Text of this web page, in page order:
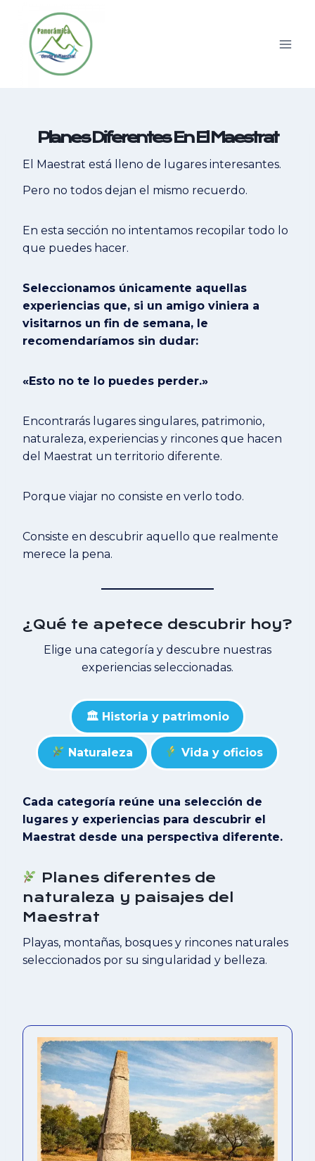
contenido
Planes Diferentes En El Maestrat
El Maestrat está lleno de lugares interesantes.
Pero no todos dejan el mismo recuerdo.
En esta sección no intentamos recopilar todo lo
que puedes hacer.
Seleccionamos únicamente aquellas
experiencias que, si un amigo viniera a
visitarnos un fin de semana, le
recomendaríamos sin dudar:
«Esto no te lo puedes perder.»
Encontrarás lugares singulares, patrimonio,
naturaleza, experiencias y rincones que hacen
del Maestrat un territorio diferente.
Porque viajar no consiste en verlo todo.
Consiste en descubrir aquello que realmente
merece la pena.
¿Qué te apetece descubrir hoy?
Elige una categoría y descubre nuestras
experiencias seleccionadas.
🏛 Historia y patrimonio
Naturaleza Vida y oficios
Cada categoría reúne una selección de
lugares y experiencias para descubrir el
Maestrat desde una perspectiva diferente.
Planes diferentes de
naturaleza y paisajes del
Maestrat
Playas, montañas, bosques y rincones naturales
seleccionados por su singularidad y belleza.